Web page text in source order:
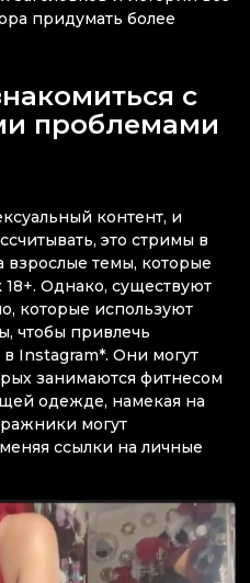
придумать более
с
проблемами
контент, и
это стримы в
взрослые темы, которые
Однако, существуют
которые используют
чтобы привлечь
Instagram*. Они могут
занимаются фитнесом
одежде, намекая на
могут
ссылки на личные